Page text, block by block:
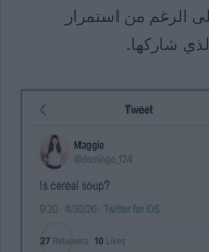
الرغم من استمرار
شاركها.